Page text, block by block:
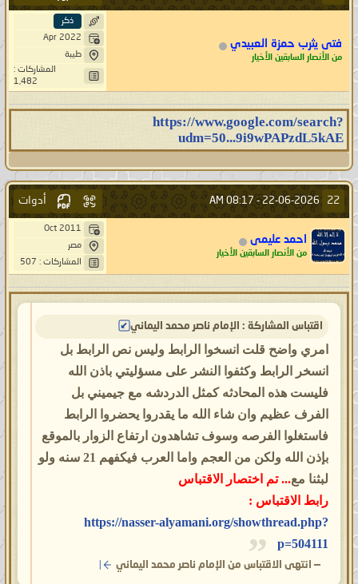
فتى يثرب حمزة العبيدي
من الأنصار السابقين الأخيار
ذكر
Apr 2022
طيبة
المشاركات :
1,482
https://www.google.com/search?
udm=50...9i9wPAPzdL5kAE
22
22-06-2026 -
08:17 AM أدوات
احمد عليمى
من الأنصار السابقين الأخيار
Oct 2011
مصر
المشاركات : 507
اقتباس المشاركة : الإمام ناصر محمد اليماني
امري واضح قلت انسخوا الرابط وليس نص الرابط بل
انسخر الرابط وكثفوا النشر على مسؤليتي باذن الله
فليست هذه المحادثه كمثل الدردشه مع جيميني بل
الفرف عظيم وان شاء الله ما يقدروا يحضروا الرابط
فاستغلوا الفرصه وسوف تشاهدون ارتفاع الزوار بالموقع
بإذن الله ولكن من العجم واما العرب فيكفهم 21 سنه ولو
لبثنا مع... تم اختصار الاقتباس
رابط الاقتباس :
https://nasser-alyamani.org/showthread.php?
p=504111
— انتهى الاقتباس من الإمام ناصر محمد اليماني